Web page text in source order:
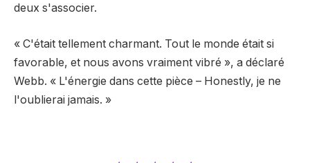
deux s'associer.
« C'était tellement charmant. Tout le monde était si
favorable, et nous avons vraiment vibré », a déclaré
Webb. « L'énergie dans cette pièce – Honestly, je ne
l'oublierai jamais. »